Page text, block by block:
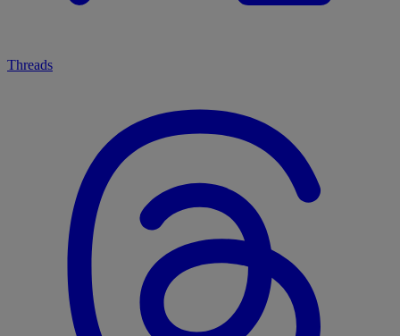
Threads